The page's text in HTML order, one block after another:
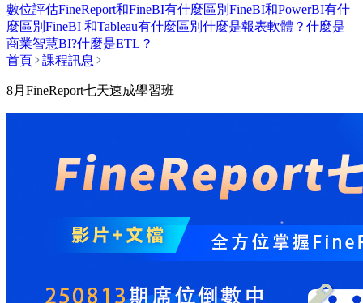
數位評估FineReport和FineBI有什麼區別 FineBI和PowerBI有什
麼區別 FineBI 和Tableau有什麼區別 什麼是報表軟體？ 什麼是
商業智慧BI?什麼是ETL？
首頁
課程訊息
8月FineReport七天速成學習班